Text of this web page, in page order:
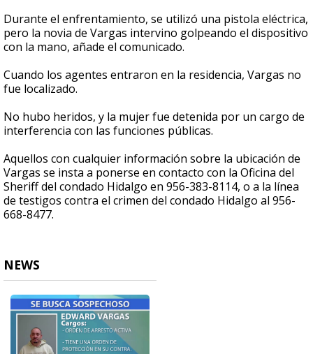
Durante el enfrentamiento, se utilizó una pistola eléctrica,
pero la novia de Vargas intervino golpeando el dispositivo
con la mano, añade el comunicado.
Cuando los agentes entraron en la residencia, Vargas no
fue localizado.
No hubo heridos, y la mujer fue detenida por un cargo de
interferencia con las funciones públicas.
Aquellos con cualquier información sobre la ubicación de
Vargas se insta a ponerse en contacto con la Oficina del
Sheriff del condado Hidalgo en 956-383-8114, o a la línea
de testigos contra el crimen del condado Hidalgo al 956-
668-8477.
NEWS